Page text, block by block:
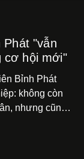
Phát "vẫn
cơ hội mới"
Bỉnh Phát
không còn
nhưng cũng
trình trở lại